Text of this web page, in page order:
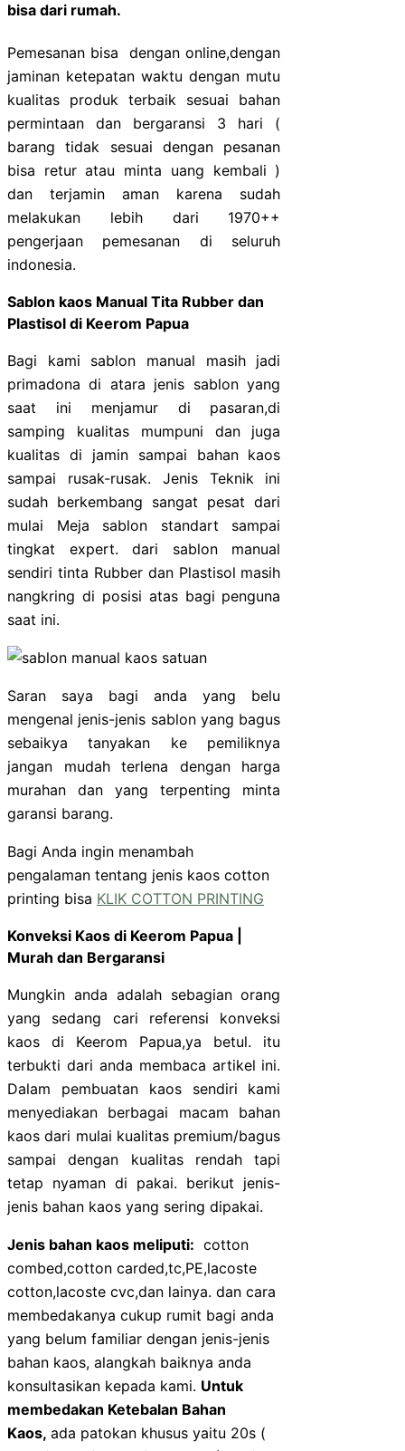
bisa dari rumah.
Pemesanan bisa dengan online,dengan
jaminan ketepatan waktu dengan mutu
kualitas produk terbaik sesuai bahan
permintaan dan bergaransi 3 hari (
barang tidak sesuai dengan pesanan
bisa retur atau minta uang kembali )
dan terjamin aman karena sudah
melakukan lebih dari 1970++
pengerjaan pemesanan di seluruh
indonesia.
Sablon kaos Manual Tita Rubber dan
Plastisol di Keerom Papua
Bagi kami sablon manual masih jadi
primadona di atara jenis sablon yang
saat ini menjamur di pasaran,di
samping kualitas mumpuni dan juga
kualitas di jamin sampai bahan kaos
sampai rusak-rusak. Jenis Teknik ini
sudah berkembang sangat pesat dari
mulai Meja sablon standart sampai
tingkat expert. dari sablon manual
sendiri tinta Rubber dan Plastisol masih
nangkring di posisi atas bagi penguna
saat ini.
Saran saya bagi anda yang belu
mengenal jenis-jenis sablon yang bagus
sebaikya tanyakan ke pemiliknya
jangan mudah terlena dengan harga
murahan dan yang terpenting minta
garansi barang.
Bagi Anda ingin menambah
pengalaman tentang jenis kaos cotton
printing bisa KLIK COTTON PRINTING
Konveksi Kaos di Keerom Papua |
Murah dan Bergaransi
Mungkin anda adalah sebagian orang
yang sedang cari referensi konveksi
kaos di Keerom Papua,ya betul. itu
terbukti dari anda membaca artikel ini.
Dalam pembuatan kaos sendiri kami
menyediakan berbagai macam bahan
kaos dari mulai kualitas premium/bagus
sampai dengan kualitas rendah tapi
tetap nyaman di pakai. berikut jenis-
jenis bahan kaos yang sering dipakai.
Jenis bahan kaos meliputi: cotton
combed,cotton carded,tc,PE,lacoste
cotton,lacoste cvc,dan lainya. dan cara
membedakanya cukup rumit bagi anda
yang belum familiar dengan jenis-jenis
bahan kaos, alangkah baiknya anda
konsultasikan kepada kami. Untuk
membedakan Ketebalan Bahan
Kaos, ada patokan khusus yaitu 20s (